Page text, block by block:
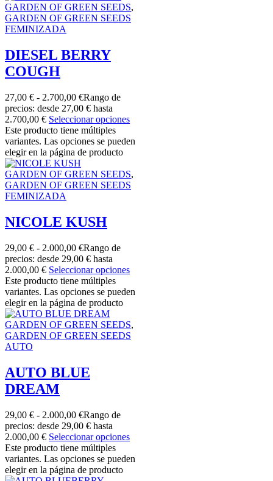
GARDEN OF GREEN SEEDS,
GARDEN OF GREEN SEEDS
FEMINIZADA
DIESEL BERRY
COUGH
27,00 € - 2.700,00 €Rango de
precios: desde 27,00 € hasta
2.700,00 € Seleccionar opciones
Este producto tiene múltiples
variantes. Las opciones se pueden
elegir en la página de producto
GARDEN OF GREEN SEEDS,
GARDEN OF GREEN SEEDS
FEMINIZADA
NICOLE KUSH
29,00 € - 2.000,00 €Rango de
precios: desde 29,00 € hasta
2.000,00 € Seleccionar opciones
Este producto tiene múltiples
variantes. Las opciones se pueden
elegir en la página de producto
GARDEN OF GREEN SEEDS,
GARDEN OF GREEN SEEDS
AUTO
AUTO BLUE
DREAM
29,00 € - 2.000,00 €Rango de
precios: desde 29,00 € hasta
2.000,00 € Seleccionar opciones
Este producto tiene múltiples
variantes. Las opciones se pueden
elegir en la página de producto